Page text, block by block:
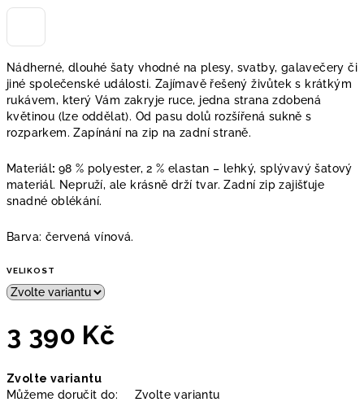
Nádherné, dlouhé šaty vhodné na plesy, svatby, galavečery či
jiné společenské události. Zajímavě řešený živůtek s krátkým
rukávem, který Vám zakryje ruce, jedna strana zdobená
květinou (lze oddělat). Od pasu dolů rozšířená sukně s
rozparkem. Zapínání na zip na zadní straně.
Materiál: 98 % polyester, 2 % elastan – lehký, splývavý šatový
materiál. Nepruží, ale krásně drží tvar. Zadní zip zajišťuje
snadné oblékání.
Barva: červená vínová.
VELIKOST
3 390 Kč
cena:
Zvolte variantu
Můžeme doručit do:
Zvolte variantu